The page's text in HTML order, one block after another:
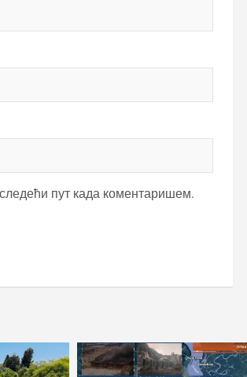
пут када коментаришем.